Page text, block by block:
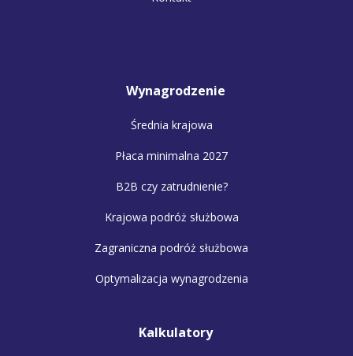
Wynagrodzenie
Średnia krajowa
Płaca minimalna 2027
B2B czy zatrudnienie?
Krajowa podróż służbowa
Zagraniczna podróż służbowa
Optymalizacja wynagrodzenia
Kalkulatory